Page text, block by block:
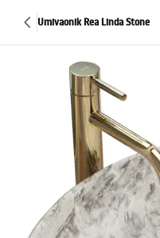
Umivaonik Rea Linda Stone